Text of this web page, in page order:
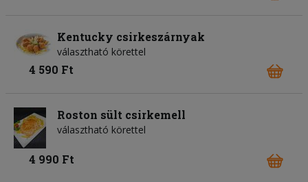
Kentucky csirkeszárnyak
választható körettel
4 590 Ft
Roston sült csirkemell
választható körettel
4 990 Ft